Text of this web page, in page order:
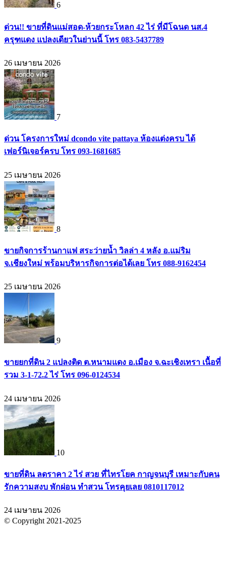
6
ด่วน!! ขายที่ดินแม่สอด-ห้วยกระโหลก 42 ไร่ ที่มีโฉนด นส.4
ครุฑแดง แปลงเดียวในย่านนี้ โทร 083-5437789
26 เมษายน 2026
7
ด่วน โครงการใหม่ dcondo vite pattaya ห้องแต่งครบ ได้
เฟอร์นิเจอร์ครบ โทร 093-1681685
25 เมษายน 2026
8
ขายกิจการร้านกาแฟ สระว่ายน้ำ วิลล่า 4 หลัง อ.แม่ริม
จ.เชียงใหม่ พร้อมบริหารกิจการต่อได้เลย โทร 088-9162454
25 เมษายน 2026
9
ขายยกที่ดิน 2 แปลงติด ต.หนามแดง อ.เมือง จ.ฉะเชิงเทรา เนื้อที่
รวม 3-1-72.2 ไร่ โทร 096-0124534
24 เมษายน 2026
10
ขายที่ดิน ลดราคา 2 ไร่ สวย ที่ไทรโยค กาญจนบุรี เหมาะกับคน
รักความสงบ พักผ่อน ทำสวน โทรคุยเลย 0810117012
24 เมษายน 2026
© Copyright 2021-2025